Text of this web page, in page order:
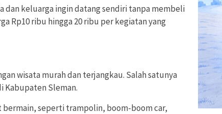
dan keluarga ingin datang sendiri tanpa membeli
Rp10 ribu hingga 20 ribu per kegiatan yang
wisata murah dan terjangkau. Salah satunya
Kabupaten Sleman.
seperti trampolin, boom-boom car,